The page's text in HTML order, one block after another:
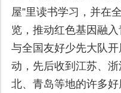
屋”里读书学习，并在
览，推动红色基因融
与全国友好少先大队开
动，先后收到江苏、
北、青岛等地的许多